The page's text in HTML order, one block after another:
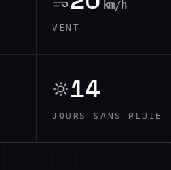
km/h
VENT
14
JOURS SANS PLUIE